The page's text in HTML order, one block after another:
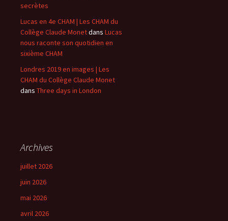
secrètes
Lucas en 4e CHAM | Les CHAM du
Collège Claude Monetdans Lucas
nous raconte son quotidien en
sixième CHAM
Londres 2019 en images | Les
CHAM du Collège Claude Monet
dans Three days in London
Archives
juillet 2026
juin 2026
mai 2026
avril 2026